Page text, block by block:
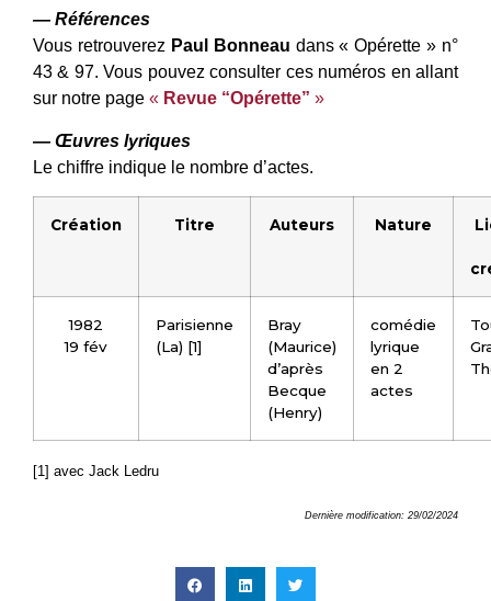
— Références
Vous retrouverez Paul Bonneau dans « Opérette » n°
43 & 97. Vous pouvez consulter ces numéros en allant
sur notre page « Revue “Opérette” »
— Œuvres lyriques
Le chiffre indique le nombre d’actes.
Création Titre Auteurs Nature
1982
19 fév
Parisienne
(La) [1]
Bray
(Maurice)
d’après
Becque
(Henry)
comédie
lyrique
en 2
actes
[1] avec Jack Ledru
Dernière modification: 29/02/2024